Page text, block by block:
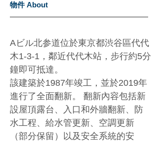
物件 About
Aビル北参道位於東京都渋谷區代代
木1-3-1，鄰近代代木站，步行約5分
鐘即可抵達。
該建築於1987年竣工，並於2019年
進行了全面翻新。 翻新內容包括新
設屋頂露台、入口和外牆翻新、防
水工程、給水管更新、空調更新
（部分保留）以及安全系統的安